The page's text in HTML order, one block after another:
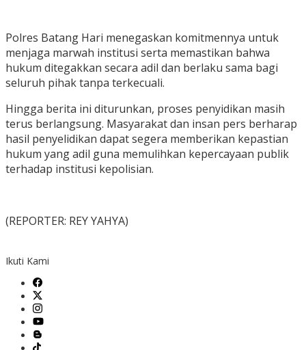
Polres Batang Hari menegaskan komitmennya untuk
menjaga marwah institusi serta memastikan bahwa
hukum ditegakkan secara adil dan berlaku sama bagi
seluruh pihak tanpa terkecuali.
Hingga berita ini diturunkan, proses penyidikan masih
terus berlangsung. Masyarakat dan insan pers berharap
hasil penyelidikan dapat segera memberikan kepastian
hukum yang adil guna memulihkan kepercayaan publik
terhadap institusi kepolisian.
(REPORTER: REY YAHYA)
Ikuti Kami